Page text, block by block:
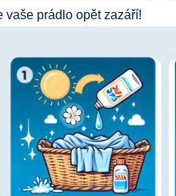
vaše prádlo opět zazáří!